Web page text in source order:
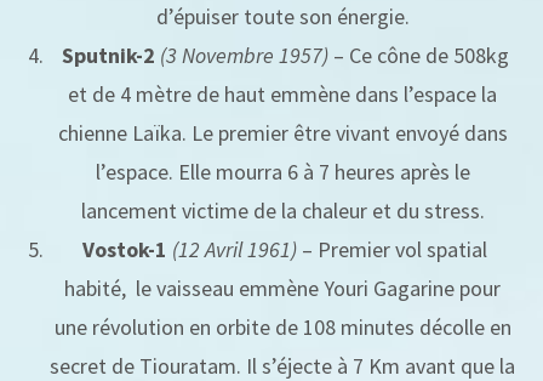
d’épuiser toute son énergie.
Sputnik-2 (3 Novembre 1957)– Ce cône de 508kg
et de 4 mètre de haut emmène dans l’espace la
chienne Laïka. Le premier être vivant envoyé dans
l’espace. Elle mourra 6 à 7 heures après le
lancement victime de la chaleur et du stress.
Vostok-1 (12 Avril 1961) – Premier vol spatial
habité, le vaisseau emmène Youri Gagarine pour
une révolution en orbite de 108 minutes décolle en
secret de Tiouratam. Il s’éjecte à 7 Km avant que la